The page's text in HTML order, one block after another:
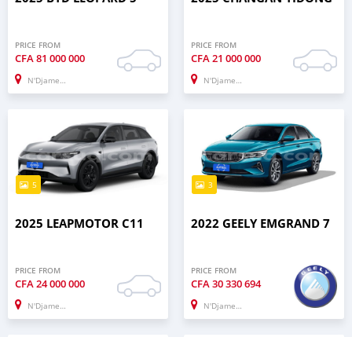
PRICE FROM
CFA 81 000 000
N'Djamena
PRICE FROM
CFA 21 000 000
N'Djamena
5
2025 LEAPMOTOR C11
PRICE FROM
CFA24 000 000
N'Djamena
3
2022 GEELY EMGRAND 7
PRICE FROM
CFA30 330 694
N'Djamena